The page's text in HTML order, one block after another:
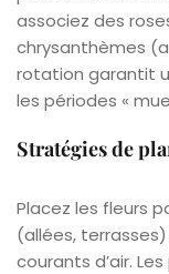
associez des
chrysanthèmes
rotation garantit
les périodes «
Stratégies de
Placez les fleurs
(allées,
courants d’air.